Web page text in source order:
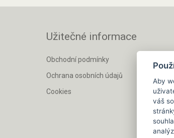
Užitečné informace
Obchodní podmínky
Ochrana osobních údajů
Cookies
Aby
váš